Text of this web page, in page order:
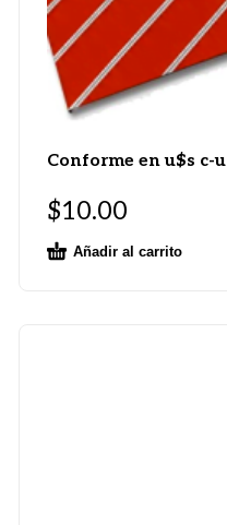
Conforme en u$s c-u
$10.00
Añadir al carrito